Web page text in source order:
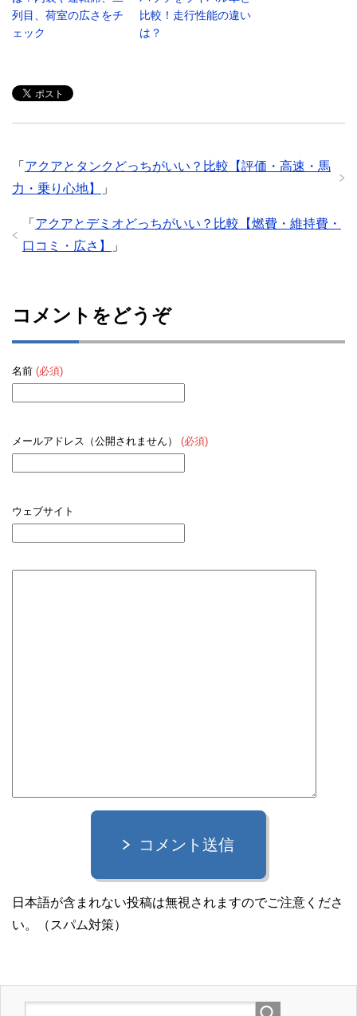
列目、荷室の広さをチ
ェック
比較！走行性能の違い
は？
「 アクアとタンクどっちがいい？比較【評価・高速・馬
力・乗り心地】
」
「 アクアとデミオどっちがいい？比較【燃費・維持費・
口コミ・広さ】
」
コメントをどうぞ
名前 (必須)
メールアドレス（公開されません） (必須)
ウェブサイト
コメント送信
日本語が含まれない投稿は無視されますのでご注意くださ
い。（スパム対策）